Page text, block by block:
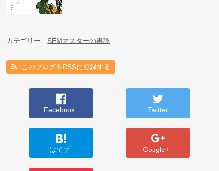
カテゴリー： SEMマスターの書評
このブログをRSSに登録する
Facebook Twitter
はてブ Google+